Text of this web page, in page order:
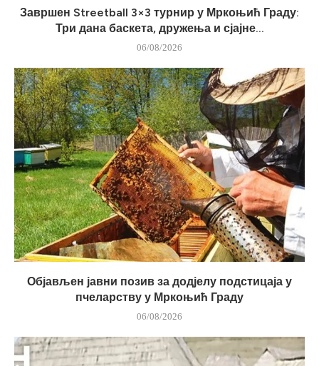
Завршен Streetball 3×3 турнир у Мркоњић Граду:
Три дана баскета, дружења и сјајне...
06/08/2026
Објављен јавни позив за додјелу подстицаја у
пчеларству у Мркоњић Граду
06/08/2026